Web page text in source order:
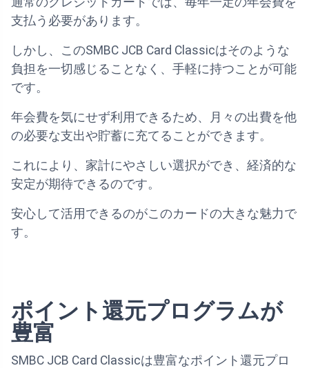
支払う必要があります。
しかし、このSMBC JCB Card Classicはそのような
負担を一切感じることなく、手軽に持つことが可能
です。
年会費を気にせず利用できるため、月々の出費を他
の必要な支出や貯蓄に充てることができます。
これにより、家計にやさしい選択ができ、経済的な
安定が期待できるのです。
安心して活用できるのがこのカードの大きな魅力で
す。
ポイント還元プログラムが
豊富
SMBC JCB Card Classicは豊富なポイント還元プロ